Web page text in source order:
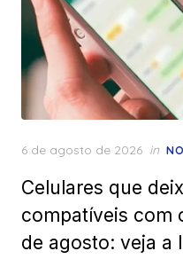
Posted
6 de agosto de 2026 in
Celulares que
compatíveis com
de agosto: veja a